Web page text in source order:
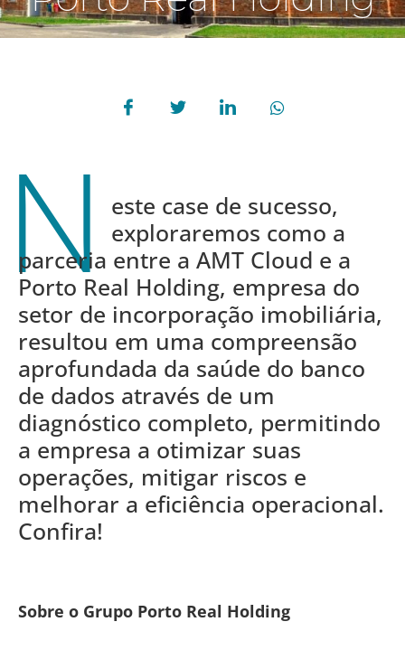
N este case de sucesso,
exploraremos como a
parceria entre a AMT Cloud e a
Porto Real Holding, empresa do
setor de incorporação imobiliária,
resultou em uma compreensão
aprofundada da saúde do banco
de dados através de um
diagnóstico completo, permitindo
a empresa a otimizar suas
operações, mitigar riscos e
melhorar a eficiência operacional.
Confira!
Sobre o Grupo Porto Real Holding